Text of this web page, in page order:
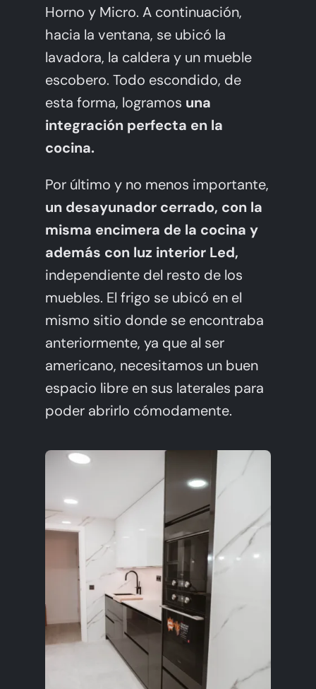
Horno y Micro. A continuación,
hacia la ventana, se ubicó la
lavadora, la caldera y un mueble
escobero. Todo escondido, de
esta forma, logramos una
integración perfecta en la
cocina.
Por último y no menos importante,
un desayunador cerrado, con la
misma encimera de la cocina y
además con luz interior Led,
independiente del resto de los
muebles. El frigo se ubicó en el
mismo sitio donde se encontraba
anteriormente, ya que al ser
americano, necesitamos un buen
espacio libre en sus laterales para
poder abrirlo cómodamente.